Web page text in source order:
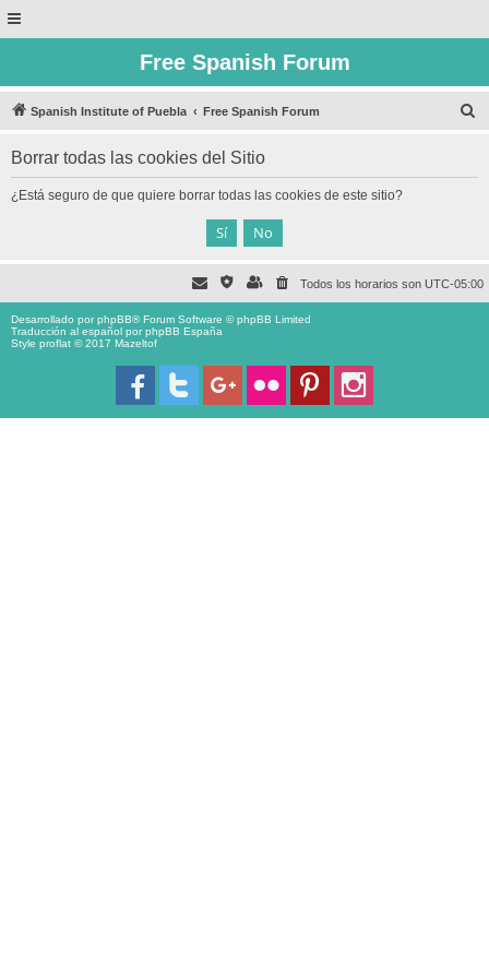
Free Spanish Forum
Spanish Institute of Puebla Free Spanish Forum
Borrar todas las cookies del Sitio
¿Está seguro de que quiere borrar todas las cookies de este sitio?
Todos los horarios son UTC-05:00
Desarrollado porphpBB® Forum Software © phpBB Limited
Traducción al español porphpBB España
Style proflat © 2017 Mazeltof